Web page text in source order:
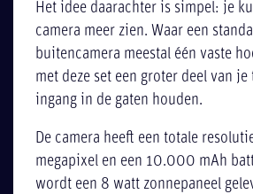
Het idee daarachter is simpel: je
camera meer zien. Waar een
buitencamera meestal één vaste
met deze set een groter deel van
ingang in de gaten houden.
De camera heeft een totale
megapixel en een 10.000 mAh
wordt een 8 watt zonnepaneel